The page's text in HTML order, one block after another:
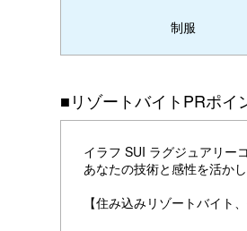
制服
■リゾートバイトPRポイ
イラフ SUI ラグジュアリー
あなたの技術と感性を活か
【住み込みリゾートバイト